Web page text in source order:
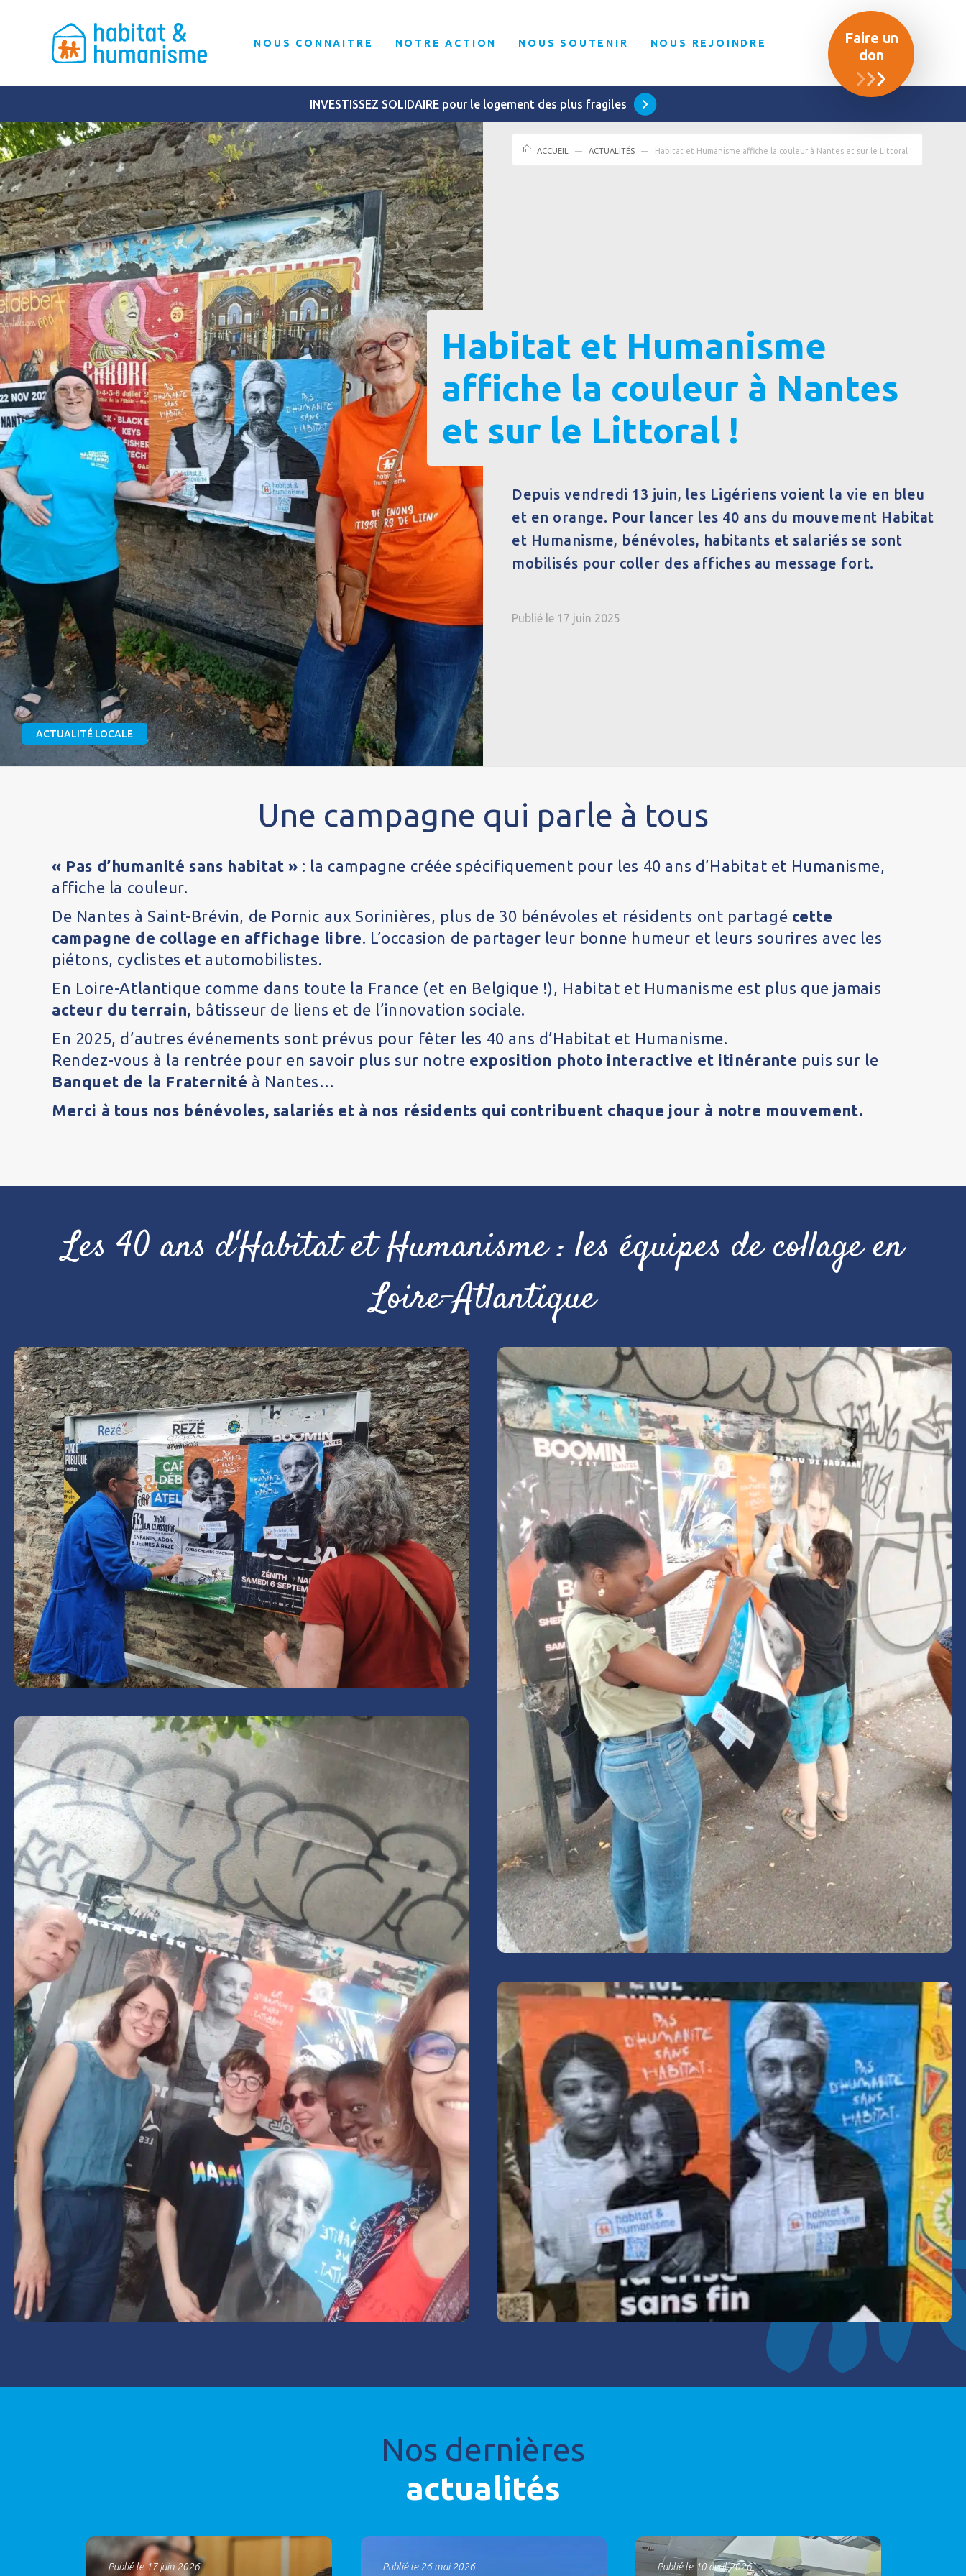
NOUS CONNAITRE NOTRE ACTION NOUS SOUTENIR NOUS REJOINDRE
Faire un
don
INVESTISSEZ SOLIDAIRE pour le logement des plus fragiles
ACTUALITÉ LOCALE
ACCUEIL ACTUALITÉS Habitat et Humanisme affiche la couleur à Nantes et sur le Littoral !
Habitat et Humanisme
affiche la couleur à Nantes
et sur le Littoral !
Depuis vendredi 13 juin, les Ligériens voient la vie en bleu
et en orange. Pour lancer les 40 ans du mouvement Habitat
et Humanisme, bénévoles, habitants et salariés se sont
mobilisés pour coller des affiches au message fort.
Publié le 17 juin 2025
Une campagne qui parle à tous
« Pas d’humanité sans habitat » : la campagne créée spécifiquement pour les 40 ans d’Habitat et Humanisme,
affiche la couleur.
De Nantes à Saint-Brévin, de Pornic aux Sorinières, plus de 30 bénévoles et résidents ont partagé cette
campagne de collage en affichage libre. L’occasion de partager leur bonne humeur et leurs sourires avec les
piétons, cyclistes et automobilistes.
En Loire-Atlantique comme dans toute la France (et en Belgique !), Habitat et Humanisme est plus que jamais
acteur du terrain, bâtisseur de liens et de l’innovation sociale.
En 2025, d’autres événements sont prévus pour fêter les 40 ans d’Habitat et Humanisme.
Rendez-vous à la rentrée pour en savoir plus sur notre exposition photo interactive et itinérante puis sur le
Banquet de la Fraternité à Nantes…
Merci à tous nos bénévoles, salariés et à nos résidents qui contribuent chaque jour à notre mouvement.
Les 40 ans d'Habitat et Humanisme : les équipes de collage en
Loire-Atlantique
Nos dernières
actualités
Publié le 17 juin 2026 Publié le 26 mai 2026 Publié le 10 avril 2026